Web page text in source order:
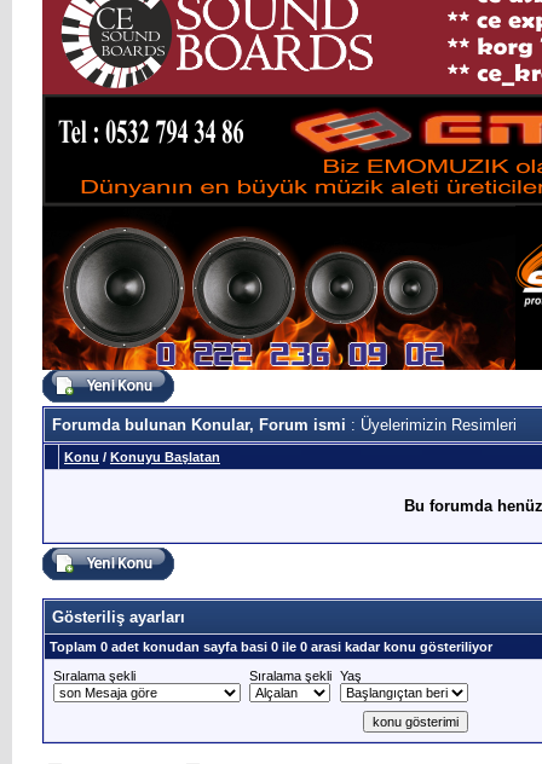
Forumda bulunan Konular, Forum ismi : Üyelerimizin Resimleri
Konu / Konuyu Başlatan
Bu forumda
Gösteriliş ayarları
Toplam 0 adet konudan sayfa basi 0 ile 0 arasi kadar konu gösteriliyor
Sıralama şekli
Sıralama şekli Yaş